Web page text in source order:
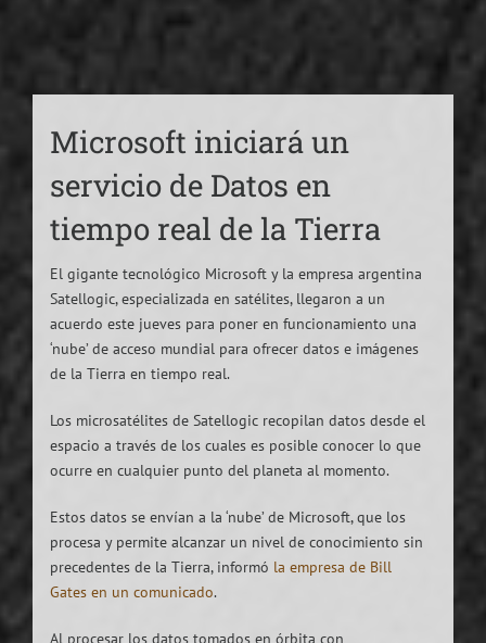
Microsoft iniciará un
servicio de Datos en
tiempo real de la Tierra
El gigante tecnológico Microsoft y la empresa argentina
Satellogic, especializada en satélites, llegaron a un
acuerdo este jueves para poner en funcionamiento una
‘nube’ de acceso mundial para ofrecer datos e imágenes
de la Tierra en tiempo real.
Los microsatélites de Satellogic recopilan datos desde el
espacio a través de los cuales es posible conocer lo que
ocurre en cualquier punto del planeta al momento.
Estos datos se envían a la ‘nube’ de Microsoft, que los
procesa y permite alcanzar un nivel de conocimiento sin
precedentes de la Tierra, informó la empresa de Bill
Gates en un comunicado.